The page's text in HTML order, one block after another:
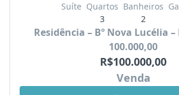
Suíte Quartos
3
Banheiros
2
Residência – Bº Nova Lucélia –
100.000,00
R$100.000,00
Venda